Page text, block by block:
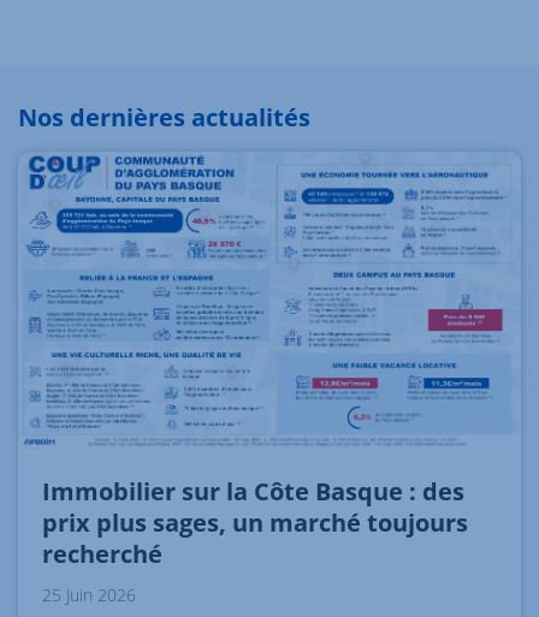
Nos dernières actualités
Immobilier sur la Côte Basque : des
prix plus sages, un marché toujours
recherché
25 Juin 2026